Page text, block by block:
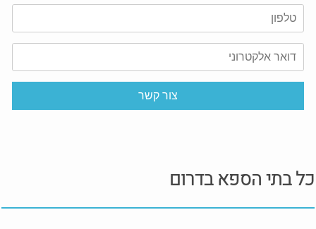
כל בתי הספא בדרום